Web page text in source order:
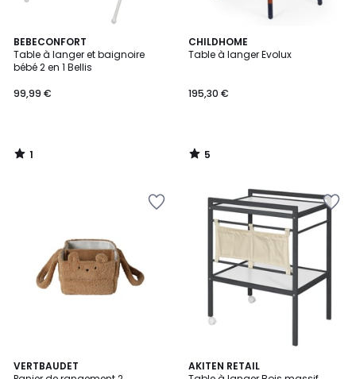
BEBECONFORT
Table à langer et baignoire
bébé 2 en 1 Bellis
99,99 €
1
/
5
1
/
CHILDHOME
Table à langer Evolux
195,30 €
5
/
5
/
VERTBAUDET
AKITEN RETAIL
2